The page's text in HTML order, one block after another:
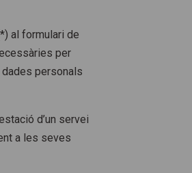
al formulari de
per
personals
d’un servei
a les seves